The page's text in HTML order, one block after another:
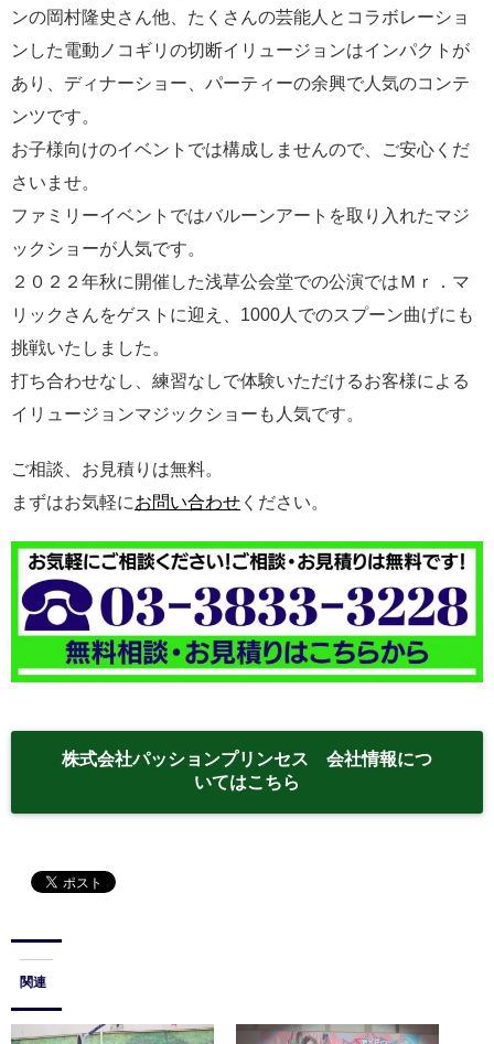
ンの岡村隆史さん他、たくさんの芸能人とコラボレーショ
ンした電動ノコギリの切断イリュージョンはインパクトが
あり、ディナーショー、パーティーの余興で人気のコンテ
ンツです。
お子様向けのイベントでは構成しませんので、ご安心くだ
さいませ。
ファミリーイベントではバルーンアートを取り入れたマジ
ックショーが人気です。
２０２２年秋に開催した浅草公会堂での公演ではＭｒ．マ
リックさんをゲストに迎え、1000人でのスプーン曲げにも
挑戦いたしました。
打ち合わせなし、練習なしで体験いただけるお客様による
イリュージョンマジックショーも人気です。
ご相談、お見積りは無料。
まずはお気軽にお問い合わせ ください。
株式会社パッションプリンセス 会社情報につ
いてはこちら
関連